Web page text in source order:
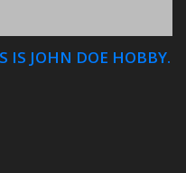
IS JOHN DOE HOBBY.